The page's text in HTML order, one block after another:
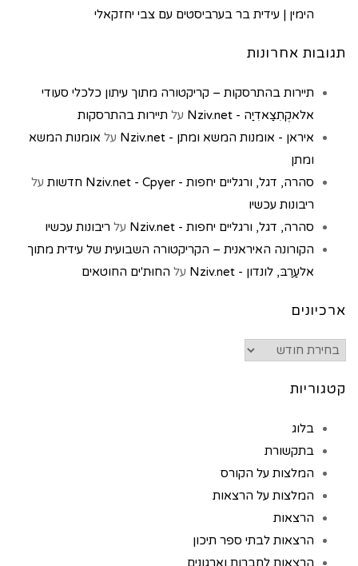
הימין | עידית בר בערביסטים עם צבי יחזקאלי
תגובות אחרונות
תיירות בהתרסקות – קריקטורה מתוך עיתון כלכלי סעודי
אלאקְתִצַאדִיַה - Nziv.net
על תיירות בהתרסקות
איראן - אומנות המשא ומתן - Nziv.net
על אומנות המשא
ומתן
סהרה, דגל, ורגליים יחפות - Nziv.net - Cpyer חדשות
על
ריבונות עכשיו
סהרה, דגל, ורגליים יחפות - Nziv.net
על ריבונות עכשיו
הקורונה האיראנית – הקריקטורה השבועית של עידית מתוך
אלעַרַבּ, לונדון - Nziv.net
על החוּת'ים החוטאים
ארכיונים
קטגוריות
בלוג
בתקשורת
המלצות על הקורס
המלצות על הרצאות
הרצאות
הרצאות לבתי ספר תיכון
הרצאות לחברות וארגונים